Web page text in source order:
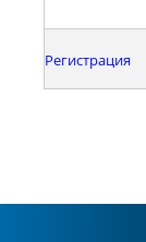
Регистрация